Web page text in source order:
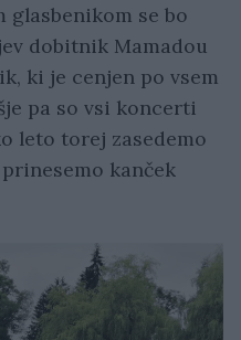
glasbenikom se bo
dobitnik Mamadou
ki je cenjen po vsem
pa so vsi koncerti
leto torej zasedemo
kanček